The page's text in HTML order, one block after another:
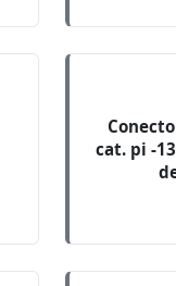
cat. pi -